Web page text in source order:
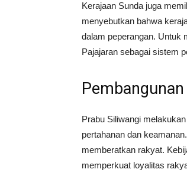
Kerajaan Sunda juga
menyebutkan bahwa
dalam peperangan. Untuk
Pajajaran sebagai sistem
Prabu Siliwangi
pertahanan dan
memberatkan rakyat.
memperkuat loyalitas